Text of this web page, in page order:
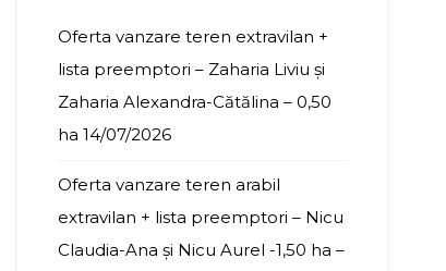
Oferta vanzare teren extravilan +
lista preemptori – Zaharia Liviu și
Zaharia Alexandra-Cătălina – 0,50
ha 14/07/2026
Oferta vanzare teren arabil
extravilan + lista preemptori – Nicu
Claudia-Ana și Nicu Aurel -1,50 ha –